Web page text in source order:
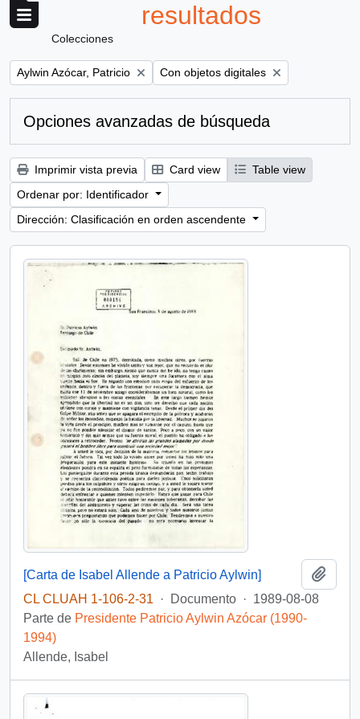
resultados
Colecciones
Remove filter:
Aylwin Azócar, Patricio Remove filter:
Con objetos digitales
Opciones avanzadas de búsqueda
Imprimir vista previa Card view
Table view
Ordenar por: Identificador
Dirección: Clasificación en orden ascendente
[Carta de Isabel Allende a Patricio Aylwin]
CL CLUAH 1-106-2-31
· Documento · 1989-08-08
Parte de Presidente Patricio Aylwin Azócar (1990-
1994)
Allende, Isabel